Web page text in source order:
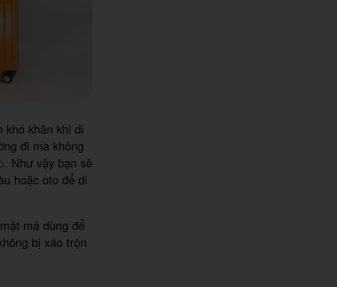
khó khăn khi di
đi mà không
. Như vậy bạn sẽ
hoặc oto để di
mã dùng để
bị xáo trộn